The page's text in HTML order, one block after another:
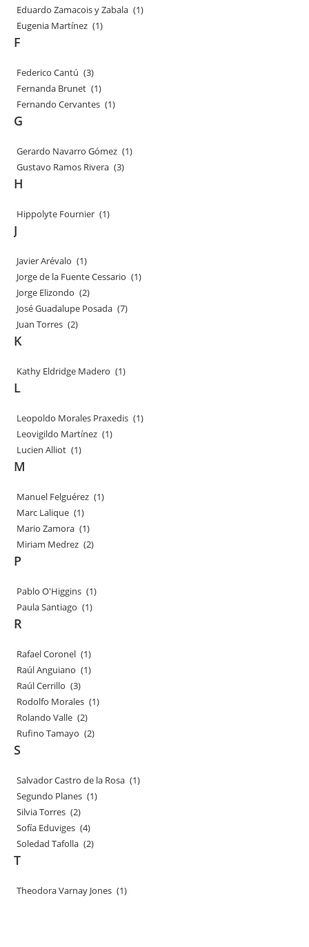
Eduardo Zamacois y Zabala (1)
Eugenia Martínez (1)
F
Federico Cantú (3)
Fernanda Brunet (1)
Fernando Cervantes (1)
G
Gerardo Navarro Gómez (1)
Gustavo Ramos Rivera (3)
H
Hippolyte Fournier (1)
J
Javier Arévalo (1)
Jorge de la Fuente Cessario (1)
Jorge Elizondo (2)
José Guadalupe Posada (7)
Juan Torres (2)
K
Kathy Eldridge Madero (1)
L
Leopoldo Morales Praxedis (1)
Leovigildo Martínez (1)
Lucien Alliot (1)
M
Manuel Felguérez (1)
Marc Lalique (1)
Mario Zamora (1)
Miriam Medrez (2)
P
Pablo O'Higgins (1)
Paula Santiago (1)
R
Rafael Coronel (1)
Raúl Anguiano (1)
Raúl Cerrillo (3)
Rodolfo Morales (1)
Rolando Valle (2)
Rufino Tamayo (2)
S
Salvador Castro de la Rosa (1)
Segundo Planes (1)
Silvia Torres (2)
Sofía Eduviges (4)
Soledad Tafolla (2)
T
Theodora Varnay Jones (1)